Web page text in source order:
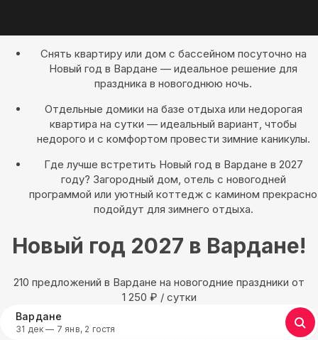
Снять квартиру или дом с бассейном посуточно на
Новый год в Вардане — идеальное решение для
праздника в новогоднюю ночь.
Отдельные домики на базе отдыха или недорогая
квартира на сутки — идеальный вариант, чтобы
недорого и с комфортом провести зимние каникулы.
Где лучше встретить Новый год в Вардане в 2027
году? Загородный дом, отель с новогодней
программой или уютный коттедж с камином прекрасно
подойдут для зимнего отдыха.
Новый год 2027 в Вардане!
210 предложений в Вардане на новогодние праздники oт
1 250 ₽ / сутки
Вардане
31 дек — 7 янв, 2 гостя